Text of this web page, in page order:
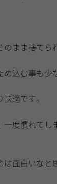
まま捨てら
込む事も少
適です。
度慣れてし
面白いなと